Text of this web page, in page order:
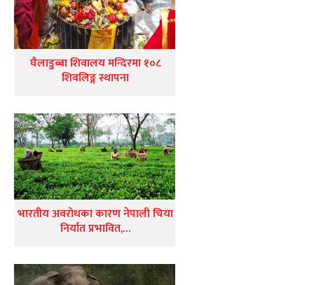
घैलाडुब्बा शिवालय मन्दिरमा १०८
शिवलिङ्ग स्थापना
भारतीय अवरोधका कारण नेपाली चिया
निर्यात प्रभावित,…